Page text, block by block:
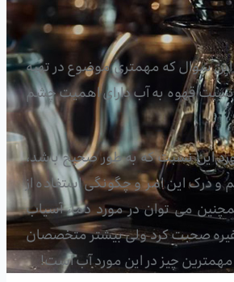
این سوال که مهمتری موضوع در تهیه
قهوه به آب دارای اهمیت چشم
این نسبت که به طور صحیح باشد،
درک این امر و چگونگی استفاده از
می توان در مورد دما، آسیاب
صحبت کرد ولی بیشتر متخصصان
چیز در این مورد آب است!